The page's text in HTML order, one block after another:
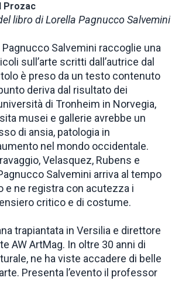
Prozac
libro di Lorella Pagnucco Salvemini
Pagnucco Salvemini raccoglie una
sull’arte scritti dall’autrice dal
è preso da un testo contenuto
deriva dal risultato dei
di Tronheim in Norvegia,
musei e gallerie avrebbe un
di ansia, patologia in
nel mondo occidentale.
Velasquez, Rubens e
Salvemini arriva al tempo
e ne registra con acutezza i
critico e di costume.
trapiantata in Versilia e direttore
AW ArtMag. In oltre 30 anni di
ne ha viste accadere di belle
Presenta l’evento il professor